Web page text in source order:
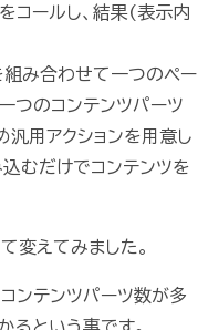
コールし、結果(表示内
組み合わせて一つのペー
つのコンテンツパーツ
汎用アクションを用意し
むだけでコンテンツを
変えてみました。
ンテンツパーツ数が多